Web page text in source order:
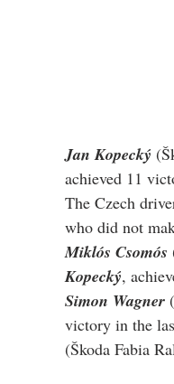
Jan Kopecký
achieved 11
The Czech
who did not
Miklós Csomós
Kopecký,
Simon Wagner
victory in the
(Škoda Fabia